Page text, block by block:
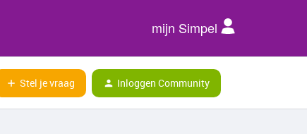
mijn Simpel
Stel je vraag Inloggen Community